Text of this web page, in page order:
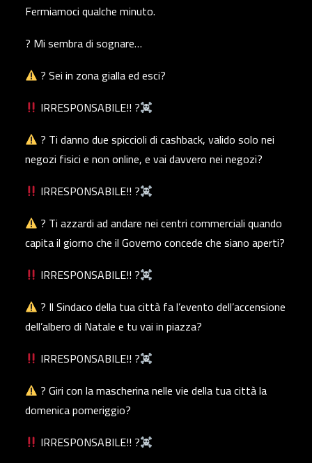
Fermiamoci qualche minuto.
? Mi sembra di sognare…
? Sei in zona gialla ed esci?
IRRESPONSABILE!! ?‍
? Ti danno due spiccioli di cashback, valido solo nei
negozi fisici e non online, e vai davvero nei negozi?
IRRESPONSABILE!! ?‍
? Ti azzardi ad andare nei centri commerciali quando
capita il giorno che il Governo concede che siano aperti?
IRRESPONSABILE!! ?‍
? Il Sindaco della tua città fa l’evento dell’accensione
dell’albero di Natale e tu vai in piazza?
IRRESPONSABILE!! ?‍
? Giri con la mascherina nelle vie della tua città la
domenica pomeriggio?
IRRESPONSABILE!! ?‍